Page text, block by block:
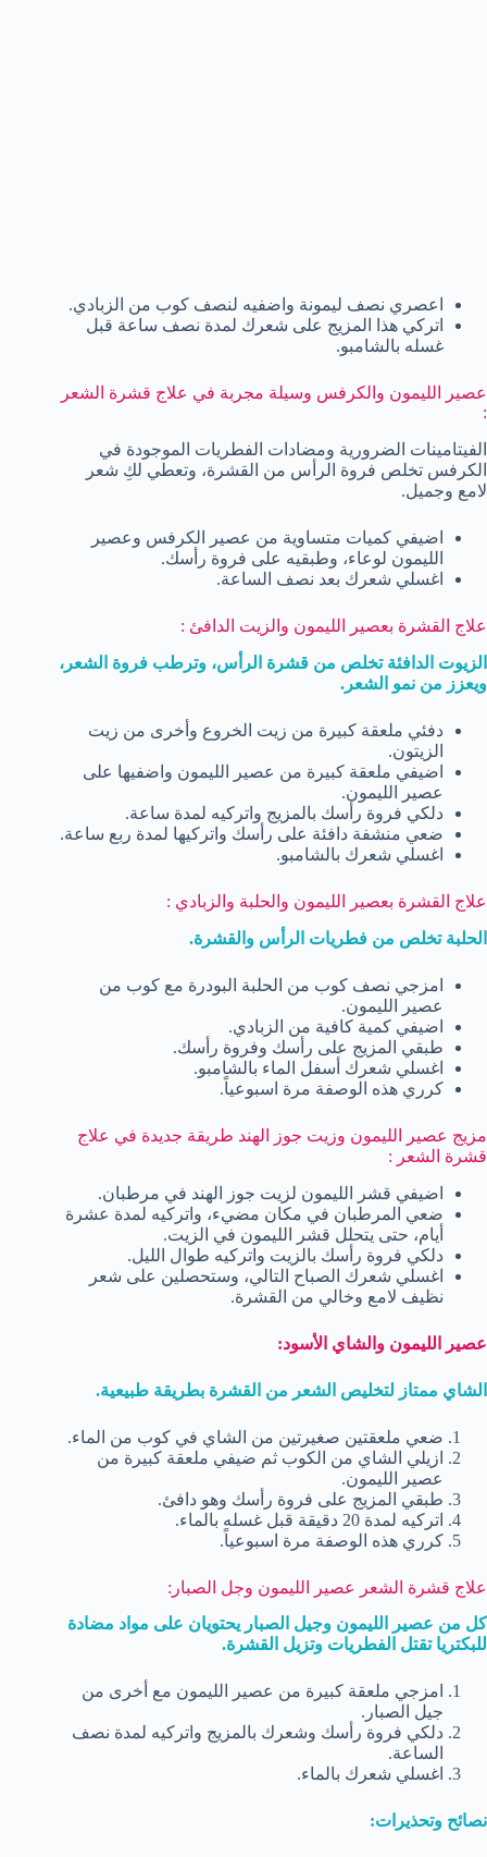
اعصري نصف ليمونة واضفيه لنصف كوب من الزبادي.
اتركي هذا المزيج على شعرك لمدة نصف ساعة قبل
غسله بالشامبو.
عصير الليمون والكرفس وسيلة مجربة في علاج قشرة الشعر
:
الفيتامينات الضرورية ومضادات الفطريات الموجودة في
الكرفس تخلص فروة الرأس من القشرة، وتعطي لكِ شعر
لامع وجميل.
اضيفي كميات متساوية من عصير الكرفس وعصير
الليمون لوعاء، وطبقيه على فروة رأسك.
اغسلي شعرك بعد نصف الساعة.
علاج القشرة بعصير الليمون والزيت الدافئ :
الزيوت الدافئة تخلص من قشرة الرأس، وترطب فروة الشعر،
ويعزز من نمو الشعر.
دفئي ملعقة كبيرة من زيت الخروع وأخرى من زيت
الزيتون.
اضيفي ملعقة كبيرة من عصير الليمون واضفيها على
عصير الليمون.
دلكي فروة رأسك بالمزيج واتركيه لمدة ساعة.
ضعي منشفة دافئة على رأسك واتركيها لمدة ربع ساعة.
اغسلي شعرك بالشامبو.
علاج القشرة بعصير الليمون والحلبة والزبادي :
الحلبة تخلص من فطريات الرأس والقشرة.
امزجي نصف كوب من الحلبة البودرة مع كوب من
عصير الليمون.
اضيفي كمية كافية من الزبادي.
طبقي المزيج على رأسك وفروة رأسك.
اغسلي شعرك أسفل الماء بالشامبو.
كرري هذه الوصفة مرة اسبوعياً.
مزيج عصير الليمون وزيت جوز الهند طريقة جديدة في علاج
قشرة الشعر :
اضيفي قشر الليمون لزيت جوز الهند في مرطبان.
ضعي المرطبان في مكان مضيء، واتركيه لمدة عشرة
أيام، حتى يتحلل قشر الليمون في الزيت.
دلكي فروة رأسك بالزيت واتركيه طوال الليل.
اغسلي شعرك الصباح التالي، وستحصلين على شعر
نظيف لامع وخالي من القشرة.
عصير الليمون والشاي الأسود:
الشاي ممتاز لتخليص الشعر من القشرة بطريقة طبيعية.
ضعي ملعقتين صغيرتين من الشاي في كوب من الماء.
ازيلي الشاي من الكوب ثم ضيفي ملعقة كبيرة من
عصير الليمون.
طبقي المزيج على فروة رأسك وهو دافئ.
اتركيه لمدة 20 دقيقة قبل غسله بالماء.
كرري هذه الوصفة مرة اسبوعياً.
علاج قشرة الشعر عصير الليمون وجل الصبار:
كل من عصير الليمون وجيل الصبار يحتويان على مواد مضادة
للبكتريا تقتل الفطريات وتزيل القشرة.
امزجي ملعقة كبيرة من عصير الليمون مع أخرى من
جيل الصبار.
دلكي فروة رأسك وشعرك بالمزيج واتركيه لمدة نصف
الساعة.
اغسلي شعرك بالماء.
نصائح وتحذيرات: